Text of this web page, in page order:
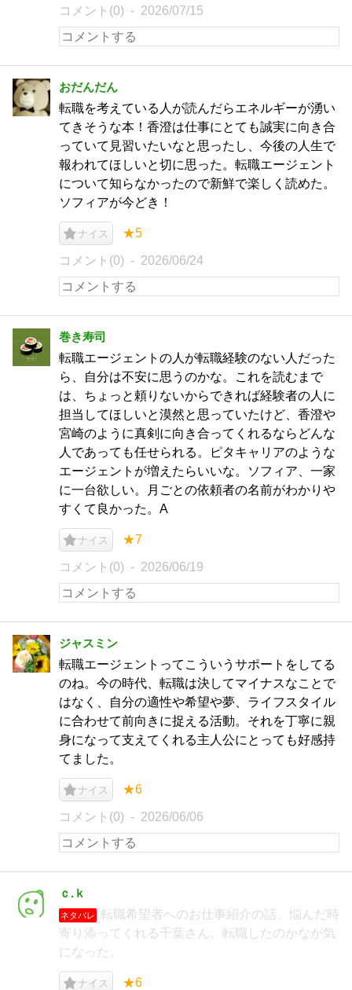
コメント(0) 2026/07/15
おだんだん
転職を考えている人が読んだらエネルギーが湧い
てきそうな本！香澄は仕事にとても誠実に向き合
っていて見習いたいなと思ったし、今後の人生で
報われてほしいと切に思った。転職エージェント
について知らなかったので新鮮で楽しく読めた。
ソフィアが今どき！
ナイス ★5
コメント(0) 2026/06/24
巻き寿司
転職エージェントの人が転職経験のない人だった
ら、自分は不安に思うのかな。これを読むまで
は、ちょっと頼りないからできれば経験者の人に
担当してほしいと漠然と思っていたけど、香澄や
宮崎のように真剣に向き合ってくれるならどんな
人であっても任せられる。ピタキャリアのような
エージェントが増えたらいいな。ソフィア、一家
に一台欲しい。月ごとの依頼者の名前がわかりや
すくて良かった。A
ナイス ★7
コメント(0) 2026/06/19
ジャスミン
転職エージェントってこういうサポートをしてる
のね。今の時代、転職は決してマイナスなことで
はなく、自分の適性や希望や夢、ライフスタイル
に合わせて前向きに捉える活動。それを丁寧に親
身になって支えてくれる主人公にとっても好感持
てました。
ナイス ★6
コメント(0) 2026/06/06
ｃ.ｋ
ネタバレ
転職希望者へのお仕事紹介の話。悩んだ時
寄り添ってくれる千葉さん。転職したのかなが気
になった。
ナイス ★6